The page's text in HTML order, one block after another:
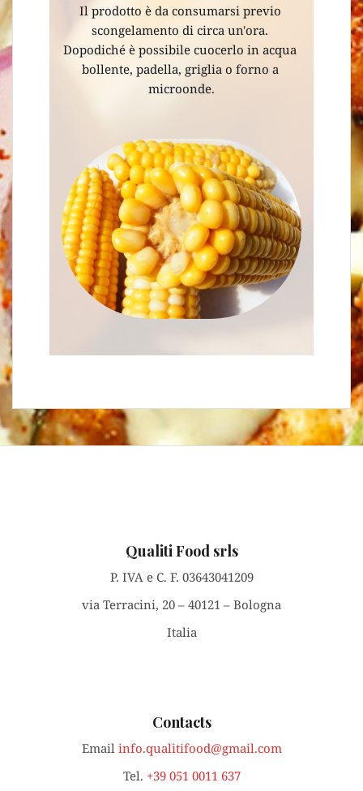
Il prodotto è da consumarsi previo
scongelamento di circa un'ora.
Dopodiché è possibile cuocerlo in acqua
bollente, padella, griglia o forno a
microonde.
Qualiti Food srls
P. IVA e C. F. 03643041209
via Terracini, 20 – 40121 – Bologna
Italia
Contacts
Email info.qualitifood@gmail.com
Tel. +39 051 0011 637